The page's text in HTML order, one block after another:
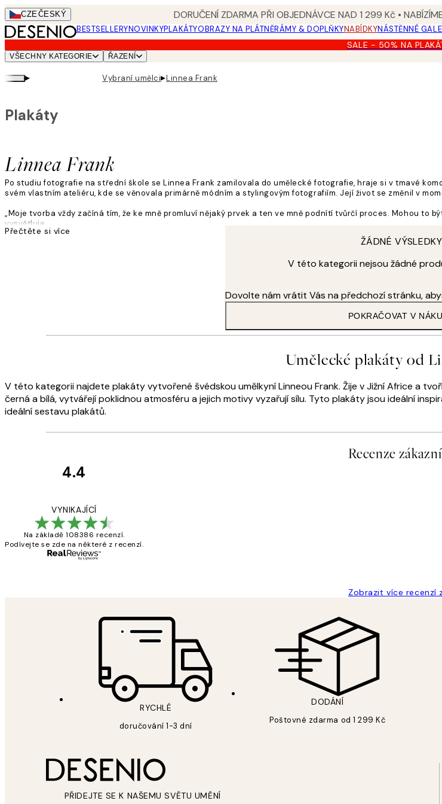
Skip
to
main
content.
CZEČESKÝ DORUČENÍ ZDARMA PŘI OBJEDNÁVCE NAD 1 299 Kč •
BESTSELLERYNOVINKYPLAKÁTYOBRAZY NA PLÁTNĚRÁMY & DOPLŇKYNABÍDKYNÁSTĚNNÉ
SALE - 50% NA
VŠECHNY KATEGORIE ŘAZENÍ
▸ Vybraní umělci▸Linnea Frank
Linnea Frank
Plakáty
Po studiu fotografie na střední škole se Linnea Frank zamilovala do umělecké fotografie, hraje si v tmavé
svém vlastním ateliéru, kde se věnovala primárně módním a stylingovým fotografiím. Její život se změnil v
„Moje tvorba vždy začíná tím, že ke mně promluví nějaký prvek a ten ve mně podnítí tvůrčí proces. Mohou to
vysvětluje.
Linnein tvůrčí proces zahrnuje mnoho vrstev, textur, světla a barev, čímž vznikají zajímavá umělecká díla,
„Neřídím se žádnými pravidly! Moje inspirace může pramenit z jasných nebo bizarních míst. Hudba, lidé a
Přečtěte si více
ŽÁDNÉ VÝSLEDKY
V této kategorii nejsou žádné
Dovolte nám vrátit Vás na předchozí stránku,
POKRAČOVAT V
Umělecké plakáty od
V této kategorii najdete plakáty vytvořené švédskou umělkyní Linneou Frank. Žije v Jižní Africe a
černá a bílá, vytvářejí poklidnou atmosféru a jejich motivy vyzařují sílu. Tyto plakáty jsou ideální
ideální sestavu plakátů.
Recenze
4.4
VYNIKAJÍCÍ
Na základě 108386 recenzí.
Podívejte se zde na některé z recenzí.
Zobrazit více recenzí
RYCHLÉ
doručování 1-3 dní
DODÁNÍ
Poštovné zdarma od 1 299 Kč
PŘIDEJTE SE K NAŠEMU SVĚTU UMĚNÍ